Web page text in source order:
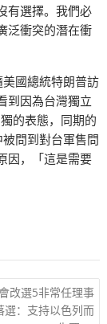
有選擇。我們必
泛衝突的潛在衝
國總統特朗普訪
到因為台灣獨立
的表態，同期的
問到對台軍售問
因，「這是需要
改選5非常任理事
：支持以色列而